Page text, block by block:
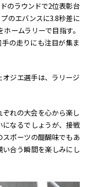
のラウンドで2位表彰台
のエバンスに3.8秒差に
ームラリーで目指す。
の走りにも注目が集ま
ジエ選手は、ラリージ
ぞれの大会を心から楽し
なるでしょうが、接戦
ポーツの醍醐味でもあ
合う瞬間を楽しみにし